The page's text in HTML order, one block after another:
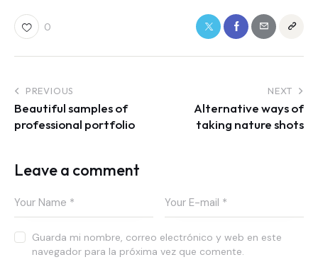
0
PREVIOUS
Beautiful samples of
professional portfolio
NEXT
Alternative ways of
taking nature shots
Leave a comment
Guarda mi nombre, correo electrónico y web en este
navegador para la próxima vez que comente.